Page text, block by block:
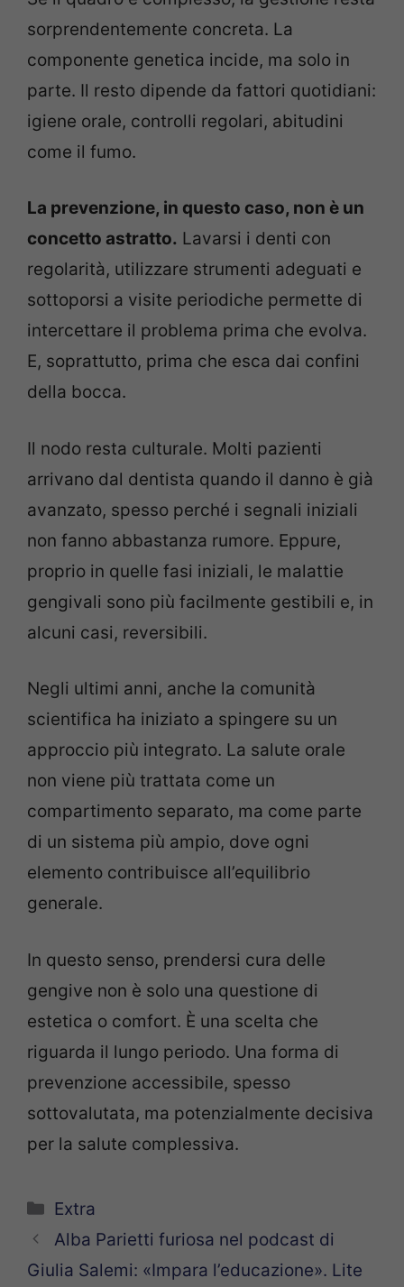
sorprendentemente concreta. La
componente genetica incide, ma solo in
parte. Il resto dipende da fattori quotidiani:
igiene orale, controlli regolari, abitudini
come il fumo.
La prevenzione, in questo caso, non è un
concetto astratto. Lavarsi i denti con
regolarità, utilizzare strumenti adeguati e
sottoporsi a visite periodiche permette di
intercettare il problema prima che evolva.
E, soprattutto, prima che esca dai confini
della bocca.
Il nodo resta culturale. Molti pazienti
arrivano dal dentista quando il danno è già
avanzato, spesso perché i segnali iniziali
non fanno abbastanza rumore. Eppure,
proprio in quelle fasi iniziali, le malattie
gengivali sono più facilmente gestibili e, in
alcuni casi, reversibili.
Negli ultimi anni, anche la comunità
scientifica ha iniziato a spingere su un
approccio più integrato. La salute orale
non viene più trattata come un
compartimento separato, ma come parte
di un sistema più ampio, dove ogni
elemento contribuisce all’equilibrio
generale.
In questo senso, prendersi cura delle
gengive non è solo una questione di
estetica o comfort. È una scelta che
riguarda il lungo periodo. Una forma di
prevenzione accessibile, spesso
sottovalutata, ma potenzialmente decisiva
per la salute complessiva.
Categorie
Extra
Alba Parietti furiosa nel podcast di
Giulia Salemi: «Impara l’educazione». Lite